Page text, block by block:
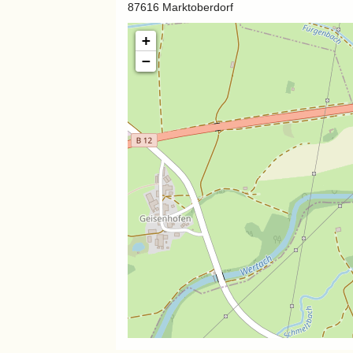
87616 Marktoberdorf
+
−